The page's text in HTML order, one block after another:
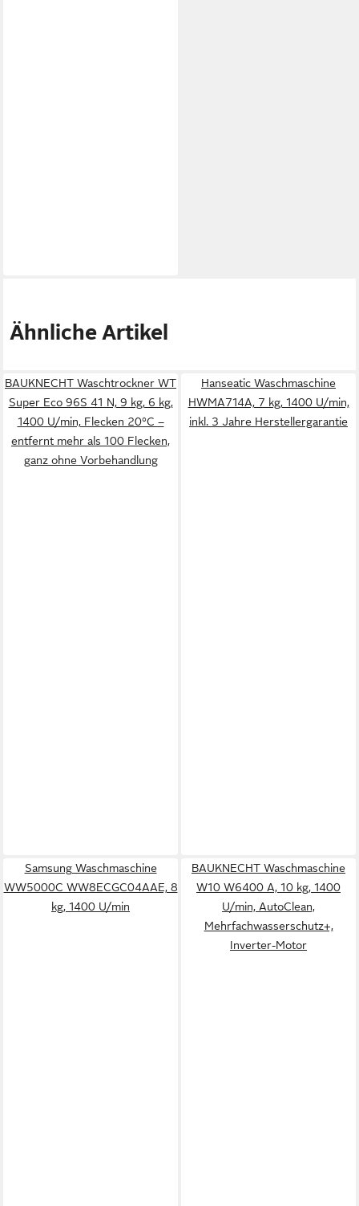
Ähnliche Artikel
BAUKNECHT Waschtrockner WT
Super Eco 96S 41 N, 9 kg, 6 kg,
1400 U/min, Flecken 20°C –
entfernt mehr als 100 Flecken,
ganz ohne Vorbehandlung
Hanseatic Waschmaschine
HWMA714A, 7 kg, 1400 U/min,
inkl. 3 Jahre Herstellergarantie
Samsung Waschmaschine
WW5000C WW8ECGC04AAE, 8
kg, 1400 U/min
BAUKNECHT Waschmaschine
W10 W6400 A, 10 kg, 1400
U/min, AutoClean,
Mehrfachwasserschutz+,
Inverter-Motor